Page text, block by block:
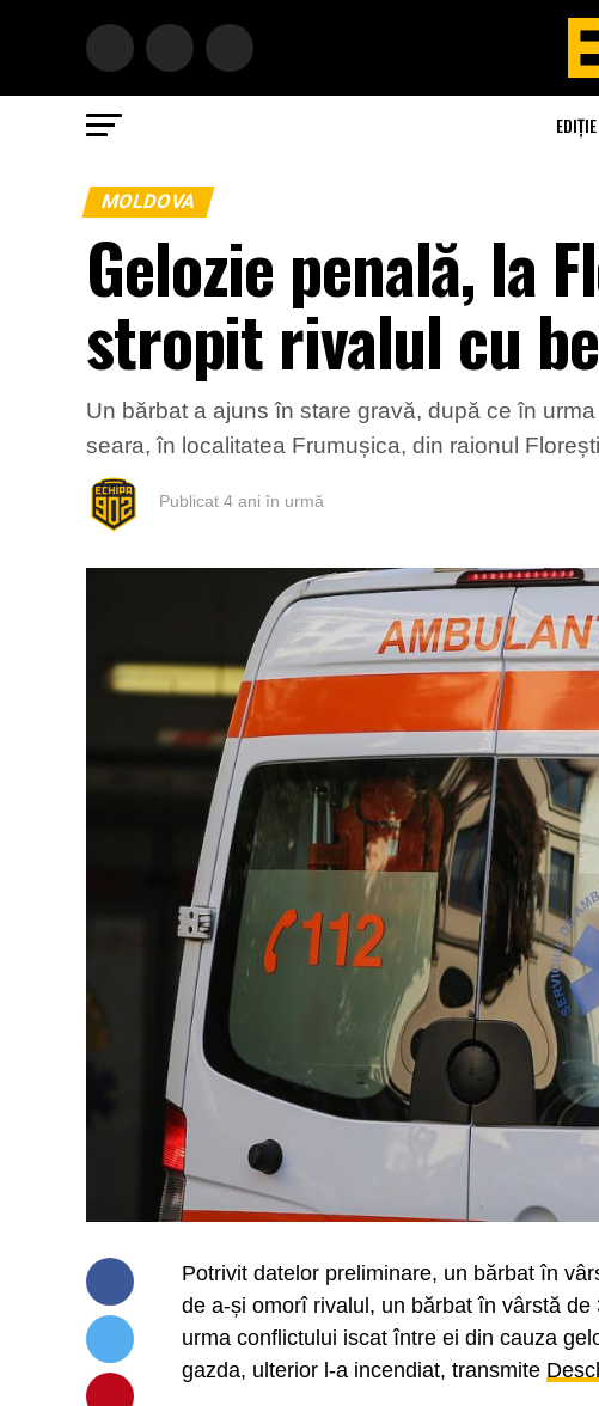
MOLDOVA
Gelozie penală, la
stropit rivalul cu
Un bărbat a ajuns în stare gravă, după ce în
seara, în localitatea Frumușica, din raionul
Publicat 4 ani în urmă
Potrivit datelor preliminare, un bărbat în
de a-și omorî rivalul, un bărbat în vârstă
urma conflictului iscat între ei din cauza
gazda, ulterior l-a incendiat, transmite